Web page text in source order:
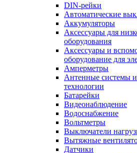
DIN-рейки
Автоматические
Аккумуляторы
Аксессуары для
оборудования
Аксессуары и
оборудование для
Амперметры
Антенные системы
технологии
Батарейки
Видеонаблюдение
Водоснабжение
Вольтметры
Выключатели
Вытяжные
Датчики